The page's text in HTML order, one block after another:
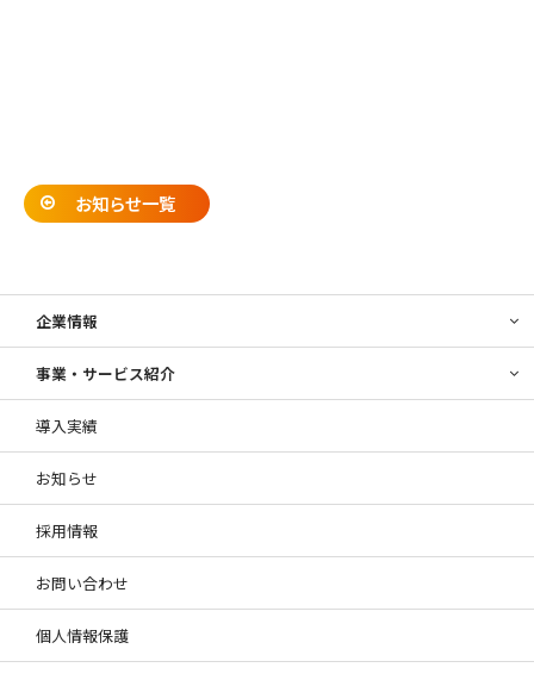
お知らせ一覧
企業情報
事業・サービス紹介
導入実績
お知らせ
採用情報
お問い合わせ
個人情報保護